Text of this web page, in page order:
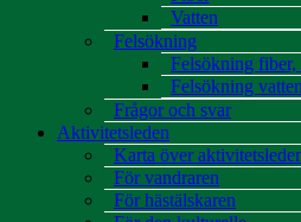
Vatten
Felsökning
Felsökning
Felsökning vatten
Frågor och svar
Aktivitetsleden
Karta över
För vandraren
För hästälskaren